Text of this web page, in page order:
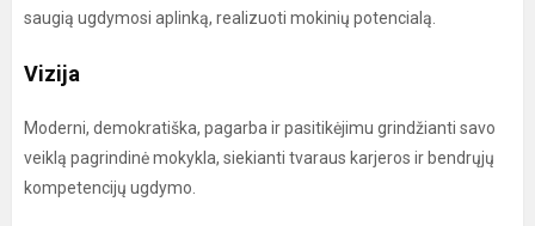
saugią ugdymosi aplinką, realizuoti mokinių potencialą.
Vizija
Moderni, demokratiška, pagarba ir pasitikėjimu grindžianti savo
veiklą pagrindinė mokykla, siekianti tvaraus karjeros ir bendrųjų
kompetencijų ugdymo.